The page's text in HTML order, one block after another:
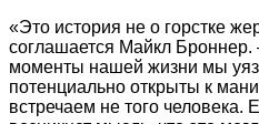
«Это история не о горстке
соглашается Майкл
моменты нашей жизни мы
потенциально открыты к
встречаем не того